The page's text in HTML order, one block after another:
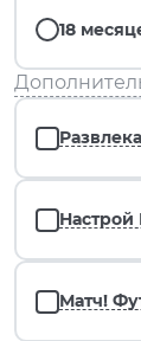
18
Настрой
Матч!